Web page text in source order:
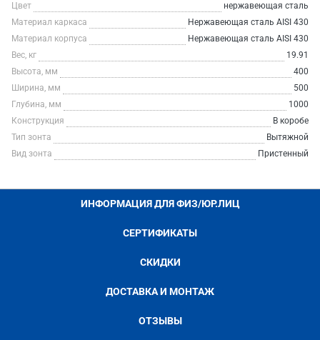
Цвет
нержавеющая сталь
Материал каркаса
Нержавеющая сталь AISI 430
Материал корпуса
Нержавеющая сталь AISI 430
Вес, кг
19.91
Высота, мм
400
Ширина, мм
500
Глубина, мм
1000
Конструкция
В коробе
Тип зонта
Вытяжной
Вид зонта
Пристенный
ИНФОРМАЦИЯ ДЛЯ ФИЗ/ЮР.ЛИЦ
СЕРТИФИКАТЫ
СКИДКИ
ДОСТАВКА И МОНТАЖ
ОТЗЫВЫ